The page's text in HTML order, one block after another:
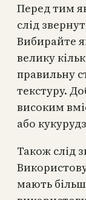
Перед тим
слід
Вибирайте
велику
правильну
текстуру.
високим
або
Також слід
мають